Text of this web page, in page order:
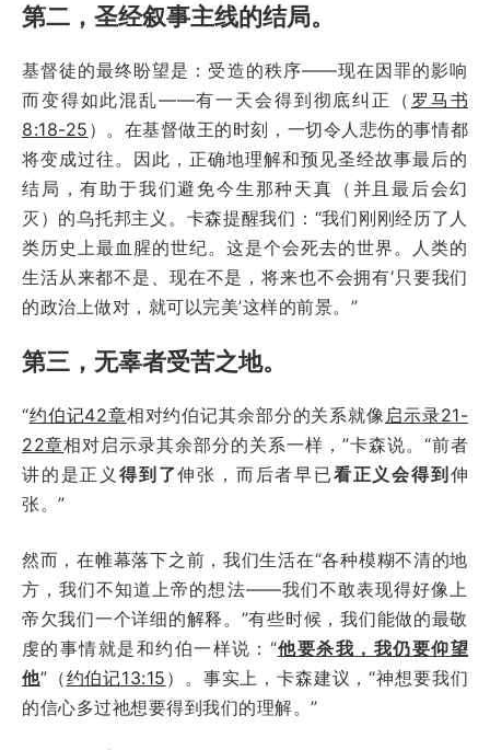
第二，圣经叙事主线的结局。
基督徒的最终盼望是：受造的秩序——现在因罪的影响
而变得如此混乱——有一天会得到彻底纠正（ 罗马书
8:18-25 ）。在基督做王的时刻，一切令人悲伤的事情都
将变成过往。因此，正确地理解和预见圣经故事最后的
结局，有助于我们避免今生那种天真（并且最后会幻
灭）的乌托邦主义。卡森提醒我们：“我们刚刚经历了人
类历史上最血腥的世纪。这是个会死去的世界。人类的
生活从来都不是、现在不是，将来也不会拥有‘只要我们
的政治上做对，就可以完美’这样的前景。”
第三，无辜者受苦之地。
“约伯记42章相对约伯记其余部分的关系就像 启示录21-
22章相对启示录其余部分的关系一样，”卡森说。“前者
讲的是正义 得到了伸张，而后者早已看正义会得到伸
张。”
然而，在帷幕落下之前，我们生活在“各种模糊不清的地
方，我们不知道上帝的想法——我们不敢表现得好像上
帝欠我们一个详细的解释。”有些时候，我们能做的最敬
虔的事情就是和约伯一样说：“他要杀我，我仍要仰望
他”（约伯记13:15 ）。事实上，卡森建议，“神想要我们
的信心多过祂想要得到我们的理解。”